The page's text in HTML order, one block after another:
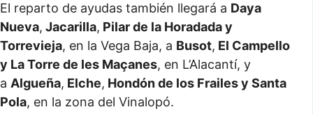
El reparto de ayudas también llegará a Daya
Nueva, Jacarilla, Pilar de la Horadada y
Torrevieja, en la Vega Baja, a Busot, El Campello
y La Torre de les Maçanes, en L’Alacantí, y
a Algueña, Elche, Hondón de los Frailes y Santa
Pola, en la zona del Vinalopó.